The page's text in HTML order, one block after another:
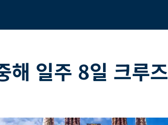
해 일주 8일 크루즈